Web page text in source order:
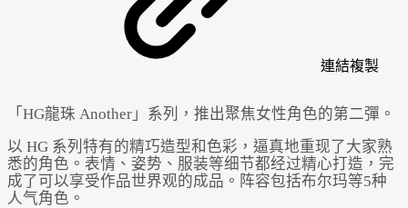
連結複製
「HG龍珠 Another」系列，推出聚焦女性角色的第二彈。
以 HG 系列特有的精巧造型和色彩，逼真地重现了大家熟
悉的角色。表情、姿势、服装等细节都经过精心打造，完
成了可以享受作品世界观的成品。阵容包括布尔玛等5种
人气角色。